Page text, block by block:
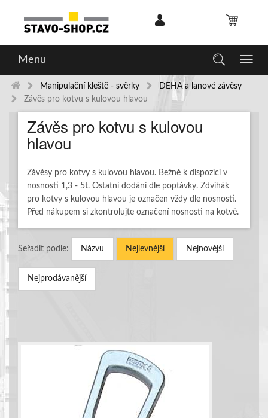
Toggle
Menu
Manipulační kleště - svěrky
DEHA a lanové závěsy
Závěs pro kotvu s kulovou hlavou
Závěs pro kotvu s kulovou
hlavou
Závěsy pro kotvy s kulovou hlavou. Bežně k dispozici v
nosnosti 1,3 - 5t. Ostatní dodání dle poptávky. Zdvihák
pro kotvy s kulovou hlavou je označen vždy dle nosnosti.
Před nákupem si zkontrolujte označení nosnosti na kotvě.
Seřadit podle: Názvu Nejlevnější Nejnovější
Nejprodávanější